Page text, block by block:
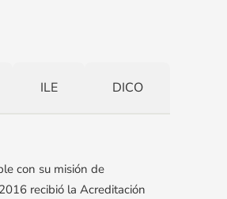
ILE DICO
con su misión de
recibió la Acreditación